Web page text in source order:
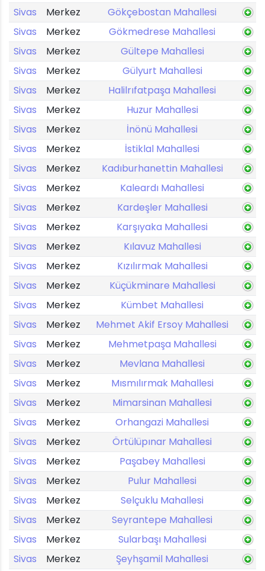
Sivas
Merkez
Gökçebostan Mahallesi
Sivas
Merkez
Gökmedrese Mahallesi
Sivas
Merkez
Gültepe Mahallesi
Sivas
Merkez
Gülyurt Mahallesi
Sivas
Merkez
Halilrıfatpaşa Mahallesi
Sivas
Merkez
Huzur Mahallesi
Sivas
Merkez
İnönü Mahallesi
Sivas
Merkez
İstiklal Mahallesi
Sivas
Merkez
Kadıburhanettin Mahallesi
Sivas
Merkez
Kaleardı Mahallesi
Sivas
Merkez
Kardeşler Mahallesi
Sivas
Merkez
Karşıyaka Mahallesi
Sivas
Merkez
Kılavuz Mahallesi
Sivas
Merkez
Kızılırmak Mahallesi
Sivas
Merkez
Küçükminare Mahallesi
Sivas
Merkez
Kümbet Mahallesi
Sivas
Merkez
Mehmet Akif Ersoy Mahallesi
Sivas
Merkez
Mehmetpaşa Mahallesi
Sivas
Merkez
Mevlana Mahallesi
Sivas
Merkez
Mısmılırmak Mahallesi
Sivas
Merkez
Mimarsinan Mahallesi
Sivas
Merkez
Orhangazi Mahallesi
Sivas
Merkez
Örtülüpınar Mahallesi
Sivas
Merkez
Paşabey Mahallesi
Sivas
Merkez
Pulur Mahallesi
Sivas
Merkez
Selçuklu Mahallesi
Sivas
Merkez
Seyrantepe Mahallesi
Sivas
Merkez
Sularbaşı Mahallesi
Sivas
Merkez
Şeyhşamil Mahallesi